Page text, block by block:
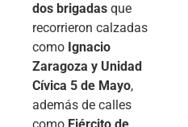
dos brigadas que
recorrieron calzadas
como Ignacio
Zaragoza y Unidad
Cívica 5 de Mayo,
además de calles